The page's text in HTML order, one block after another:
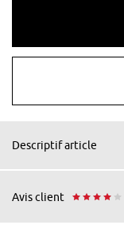
Descriptif article
Avis client